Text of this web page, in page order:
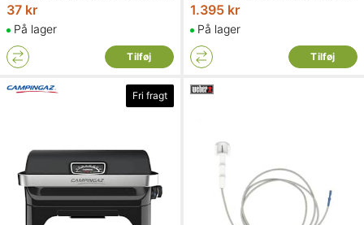
37 kr
På lager
Tilføj
1.395 kr
På lager
Tilføj
Fri fragt